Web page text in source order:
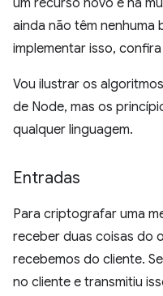
um recurso novo e há
ainda não têm nenhuma
implementar isso,
Vou ilustrar os
de Node, mas os
qualquer linguagem.
Entradas
Para criptografar uma
receber duas coisas do
recebemos do cliente.
no cliente e transmitiu